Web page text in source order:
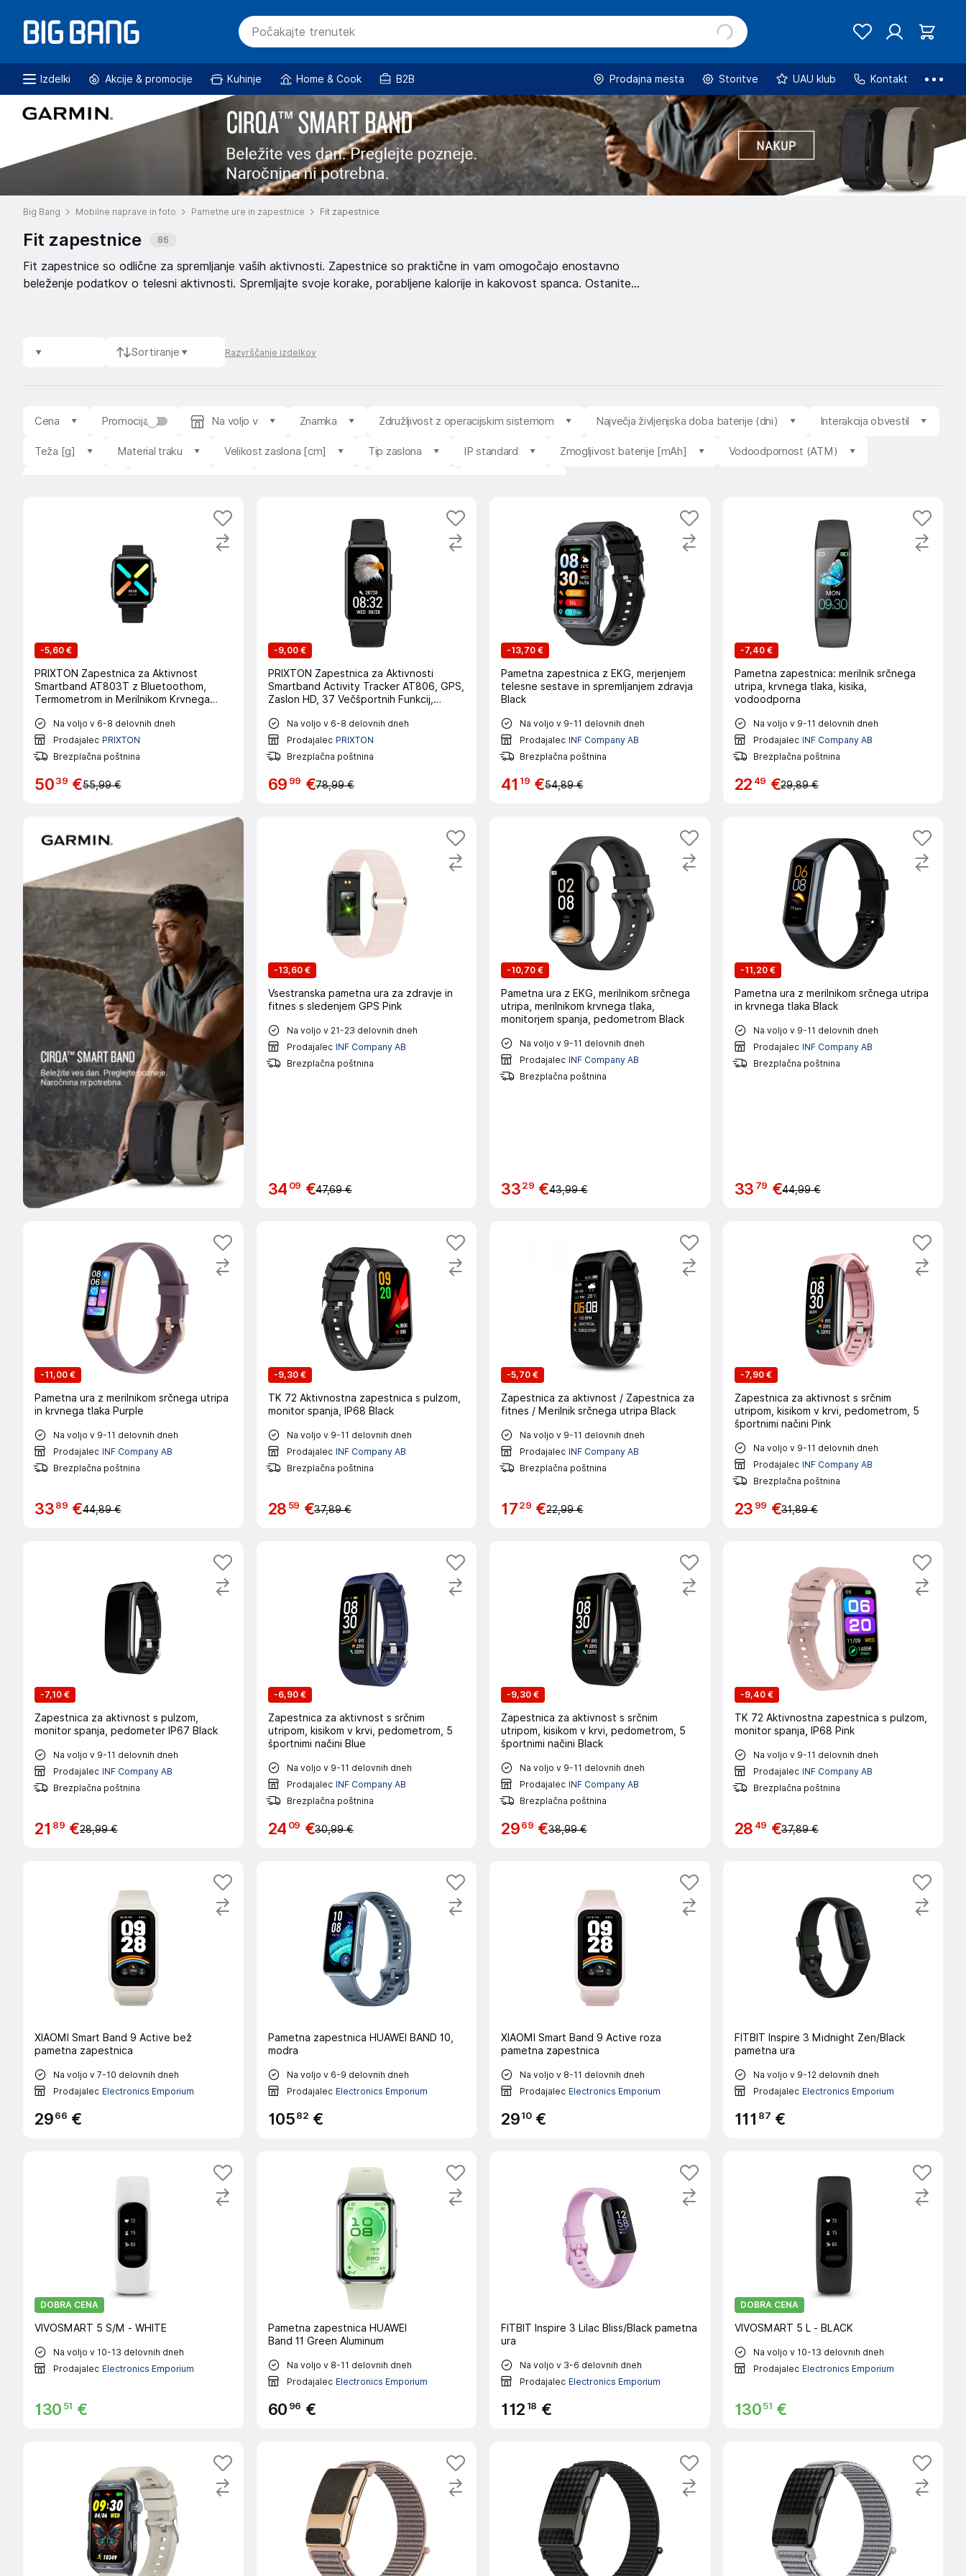
Izdelki Akcije & promocije Kuhinje Home & Cook B2B Prodajna mesta Storitve UAU klub Kontakt
Big Bang Mobilne naprave in foto Pametne ure in zapestnice Fit zapestnice
Fit zapestnice 86
Fit zapestnice so odlične za spremljanje vaših aktivnosti. Zapestnice so praktične in vam omogočajo enostavno
beleženje podatkov o telesni aktivnosti. Spremljajte svoje korake, porabljene kalorije in kakovost spanca. Ostanite
Sortiranje Razvrščanje izdelkov
Cena Promocija Na voljo v Znamka Združljivost z operacijskim sistemom Največja življenjska doba baterije (dni) Interakcija obvestil
Teža [g] Material traku Velikost zaslona [cm] Tip zaslona IP standard Zmogljivost baterije [mAh] Vodoodpornost (ATM)
-5,60 €
PRIXTON Zapestnica za Aktivnost
Smartband AT803T z Bluetoothom,
Termometrom in Merilnikom Krvnega
Na voljo v 6-8 delovnih dneh
Prodajalec PRIXTON
Brezplačna poštnina
5039 €55,99 €
-9,00 €
PRIXTON Zapestnica za Aktivnosti
Smartband Activity Tracker AT806, GPS,
Zaslon HD, 37 Večšportnih Funkcij,
Na voljo v 6-8 delovnih dneh
Prodajalec PRIXTON
Brezplačna poštnina
69 99 €78,99 €
-13,70 €
Pametna zapestnica z EKG, merjenjem
telesne sestave in spremljanjem zdravja
Black
Na voljo v 9-11 delovnih dneh
Prodajalec INF Company AB
Brezplačna poštnina
41 19 €54,89 €
-7,40 €
Pametna zapestnica: merilnik srčnega
utripa, krvnega tlaka, kisika,
vodoodporna
Na voljo v 9-11 delovnih dneh
Prodajalec INF Company AB
Brezplačna poštnina
22 49 €29,89 €
-13,60 €
Vsestranska pametna ura za zdravje in
fitnes s sledenjem GPS Pink
Na voljo v 21-23 delovnih dneh
Prodajalec INF Company AB
Brezplačna poštnina
34 09 €47,69 €
-10,70 €
Pametna ura z EKG, merilnikom srčnega
utripa, merilnikom krvnega tlaka,
monitorjem spanja, pedometrom Black
Na voljo v 9-11 delovnih dneh
Prodajalec INF Company AB
Brezplačna poštnina
3329 €43,99 €
-11,20 €
Pametna ura z merilnikom srčnega utripa
in krvnega tlaka Black
Na voljo v 9-11 delovnih dneh
Prodajalec INF Company AB
Brezplačna poštnina
33 79 €44,99 €
-11,00 €
Pametna ura z merilnikom srčnega utripa
in krvnega tlaka Purple
Na voljo v 9-11 delovnih dneh
Prodajalec INF Company AB
Brezplačna poštnina
3389 €44,89 €
-9,30 €
TK 72 Aktivnostna zapestnica s pulzom,
monitor spanja, IP68 Black
Na voljo v 9-11 delovnih dneh
Prodajalec INF Company AB
Brezplačna poštnina
28 59 €37,89 €
-5,70 €
Zapestnica za aktivnost / Zapestnica za
fitnes / Merilnik srčnega utripa Black
Na voljo v 9-11 delovnih dneh
Prodajalec INF Company AB
Brezplačna poštnina
1729 €22,99 €
-7,90 €
Zapestnica za aktivnost s srčnim
utripom, kisikom v krvi, pedometrom, 5
športnimi načini Pink
Na voljo v 9-11 delovnih dneh
Prodajalec INF Company AB
Brezplačna poštnina
23 99 €31,89 €
-7,10 €
Zapestnica za aktivnost s pulzom,
monitor spanja, pedometer IP67 Black
Na voljo v 9-11 delovnih dneh
Prodajalec INF Company AB
Brezplačna poštnina
21 89 €28,99 €
-6,90 €
Zapestnica za aktivnost s srčnim
utripom, kisikom v krvi, pedometrom, 5
športnimi načini Blue
Na voljo v 9-11 delovnih dneh
Prodajalec INF Company AB
Brezplačna poštnina
24 09 €30,99 €
-9,30 €
Zapestnica za aktivnost s srčnim
utripom, kisikom v krvi, pedometrom, 5
športnimi načini Black
Na voljo v 9-11 delovnih dneh
Prodajalec INF Company AB
Brezplačna poštnina
2969 €38,99 €
-9,40 €
TK 72 Aktivnostna zapestnica s pulzom,
monitor spanja, IP68 Pink
Na voljo v 9-11 delovnih dneh
Prodajalec INF Company AB
Brezplačna poštnina
28 49 €37,89 €
XIAOMI Smart Band 9 Active bež
pametna zapestnica
Na voljo v 7-10 delovnih dneh
Prodajalec Electronics Emporium
2966 €
Pametna zapestnica HUAWEI BAND 10,
modra
Na voljo v 6-9 delovnih dneh
Prodajalec Electronics Emporium
10582 €
XIAOMI Smart Band 9 Active roza
pametna zapestnica
Na voljo v 8-11 delovnih dneh
Prodajalec Electronics Emporium
2910 €
FITBIT Inspire 3 Midnight Zen/Black
pametna ura
Na voljo v 9-12 delovnih dneh
Prodajalec Electronics Emporium
111 87 €
DOBRA CENA
VIVOSMART 5 S/M - WHITE
Na voljo v 10-13 delovnih dneh
Prodajalec Electronics Emporium
130 51 €
Pametna zapestnica HUAWEI
Band 11 Green Aluminum
Na voljo v 8-11 delovnih dneh
Prodajalec Electronics Emporium
60 96 €
FITBIT Inspire 3 Lilac Bliss/Black pametna
ura
Na voljo v 3-6 delovnih dneh
Prodajalec Electronics Emporium
112 18 €
DOBRA CENA
VIVOSMART 5 L - BLACK
Na voljo v 10-13 delovnih dneh
Prodajalec Electronics Emporium
13051 €